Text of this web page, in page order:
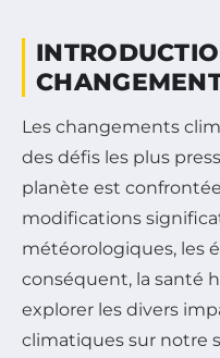
Les changements
des défis les plus
planète est
modifications
météorologiques, les
conséquent, la santé
explorer les divers
climatiques sur notre